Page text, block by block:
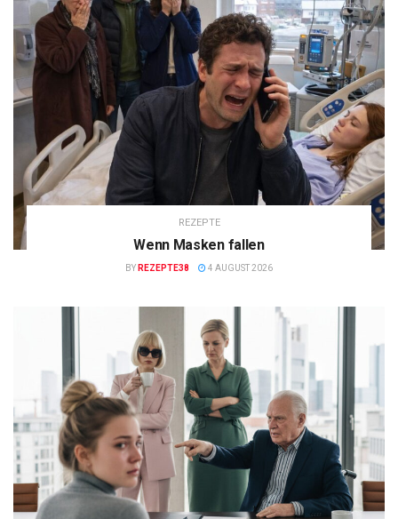
REZEPTE
Wenn Masken fallen
BY REZEPTE38 4 AUGUST 2026